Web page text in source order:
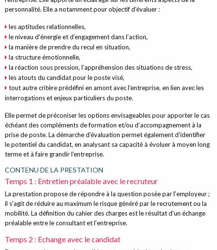
personnalité. Elle a notamment pour objectif d’évaluer :
les aptitudes relationnelles,
le niveau dʼénergie et d’engagement dans l’action,
la manière de prendre du recul en situation,
la structure émotionnelle,
la réaction sous pression, l’appréhension des situations de stress,
les atouts du candidat pour le poste visé,
tout autre critère prédéfini en amont avec l’entreprise, en lien avec les
interrogations et enjeux particuliers du poste.
Elle permet de préconiser les options envisageables pour apporter le cas
échéant des compléments de formation et/ou d’accompagnement à la
prise de poste. La démarche d’évaluation permet également d’identifier
le potentiel du candidat, en analysant sa capacité à évoluer à moyen long
terme et à faire grandir l’entreprise.
CONTENU DE LA PRESTATION
Temps 1 : Entretien préalable avec le recruteur
La prestation propose de répondre à la question posée par lʼemployeur ;
il sʼagit de réduire au maximum le risque généré par le recrutement ou la
mobilité. La définition du cahier des charges est le résultat dʼun échange
préalable entre le consultant et lʼentreprise.
Temps 2 : Echange avec le candidat